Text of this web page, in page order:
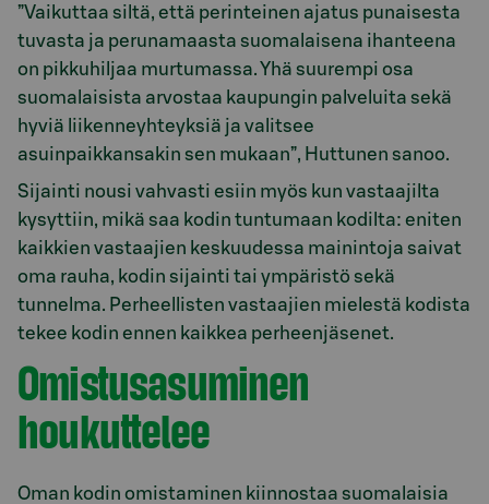
”Vaikuttaa siltä, että perinteinen ajatus punaisesta
tuvasta ja perunamaasta suomalaisena ihanteena
on pikkuhiljaa murtumassa. Yhä suurempi osa
suomalaisista arvostaa kaupungin palveluita sekä
hyviä liikenneyhteyksiä ja valitsee
asuinpaikkansakin sen mukaan”, Huttunen sanoo.
Sijainti nousi vahvasti esiin myös kun vastaajilta
kysyttiin, mikä saa kodin tuntumaan kodilta: eniten
kaikkien vastaajien keskuudessa mainintoja saivat
oma rauha, kodin sijainti tai ympäristö sekä
tunnelma. Perheellisten vastaajien mielestä kodista
tekee kodin ennen kaikkea perheenjäsenet.
Omistusasuminen
houkuttelee
Oman kodin omistaminen kiinnostaa suomalaisia